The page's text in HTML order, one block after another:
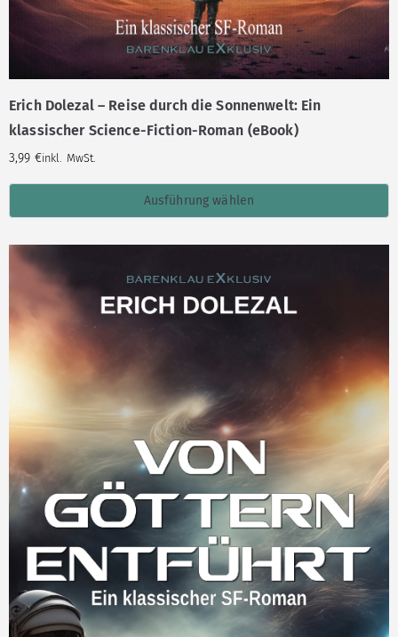
Erich Dolezal – Reise durch die Sonnenwelt: Ein
klassischer Science-Fiction-Roman (eBook)
3,99 €inkl. MwSt.
Ausführung wählen